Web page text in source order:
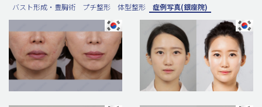
脂肪吸引 (大容量)
メンズ整形
idリアルストーリー
idニュース
病院紹介
バスト形成・豊胸術
プチ整形 体型整形 症例写真(銀座院)